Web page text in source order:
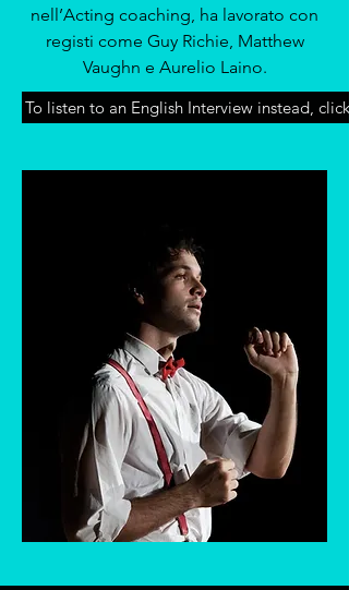
nell’Acting coaching, ha lavorato con
registi come Guy Richie, Matthew
Vaughn e Aurelio Laino.
To listen to an English Interview instead, click